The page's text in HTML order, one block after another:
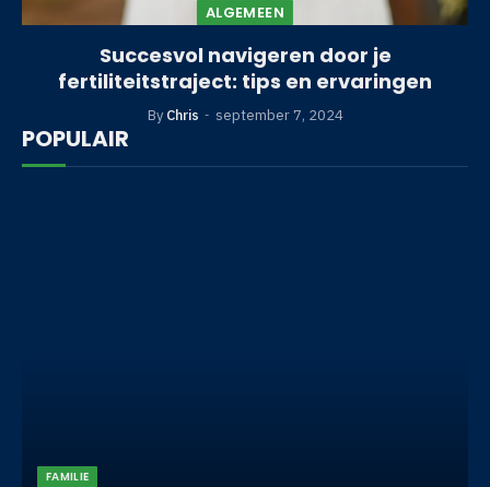
ALGEMEEN
Succesvol navigeren door je
fertiliteitstraject: tips en ervaringen
By Chris september 7, 2024
POPULAIR
FAMILIE